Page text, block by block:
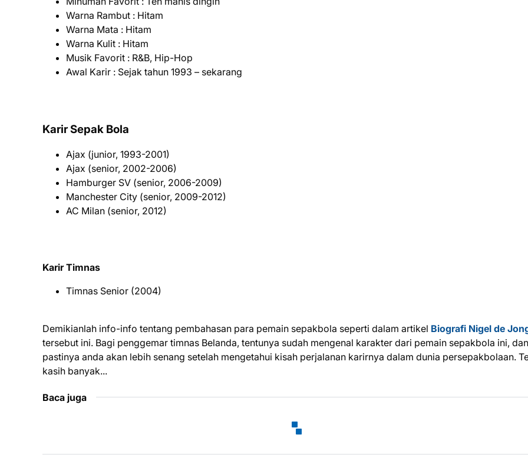
Warna Rambut : Hitam
Warna Mata : Hitam
Warna Kulit : Hitam
Musik Favorit : R&B, Hip-Hop
Awal Karir : Sejak tahun 1993 – sekarang
Karir Sepak Bola
Ajax (junior, 1993-2001)
Ajax (senior, 2002-2006)
Hamburger SV (senior, 2006-2009)
Manchester City (senior, 2009-2012)
AC Milan (senior, 2012)
Karir Timnas
Timnas Senior (2004)
Demikianlah info-info tentang pembahasan para pemain sepakbola seperti dalam artikel Biografi Nigel de
tersebut ini. Bagi penggemar timnas Belanda, tentunya sudah mengenal karakter dari pemain sepakbola ini, dan
pastinya anda akan lebih senang setelah mengetahui kisah perjalanan karirnya dalam dunia persepakbolaan.
kasih banyak...
Baca juga